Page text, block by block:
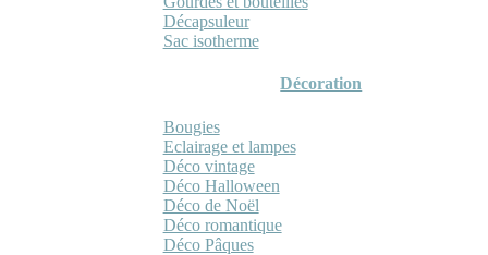
Décapsuleur
Sac isotherme
Décoration
Bougies
Eclairage et lampes
Déco vintage
Déco Halloween
Déco de Noël
Déco romantique
Déco Pâques